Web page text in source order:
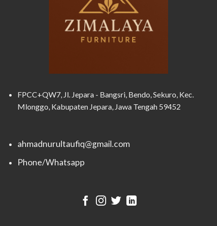
FPCC+QW7, Jl. Jepara - Bangsri, Bendo, Sekuro, Kec.
Mlonggo, Kabupaten Jepara, Jawa Tengah 59452
ahmadnurultaufiq@gmail.com
Phone/Whatsapp